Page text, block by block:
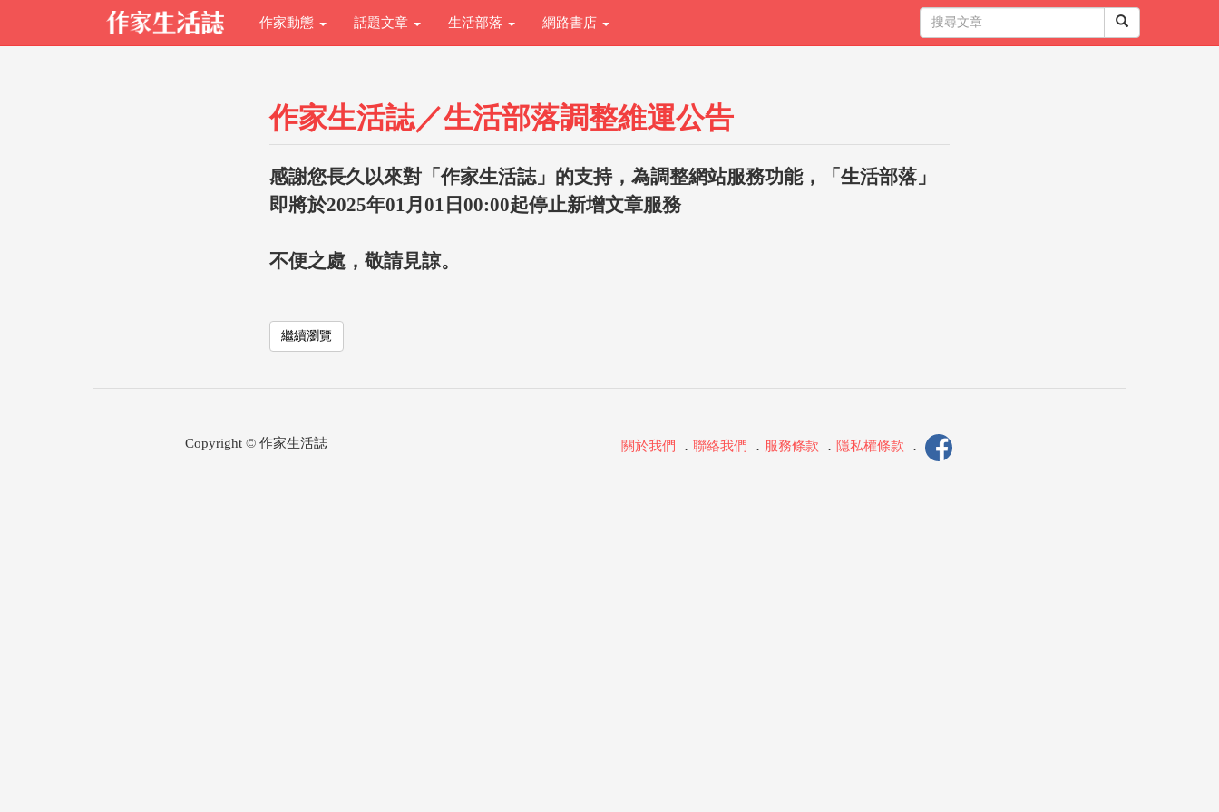
作家動態 話題文章 生活部落 網路書店
作家生活誌／生活部落調整維運公告
感謝您長久以來對「作家生活誌」的支持，為調整網站服務功能，「生活部落」
即將於2025年01月01日00:00起停止新增文章服務
不便之處，敬請見諒。
繼續瀏覽
Copyright © 作家生活誌 關於我們 ． 聯絡我們 ． 服務條款 ． 隱私權條款 ．